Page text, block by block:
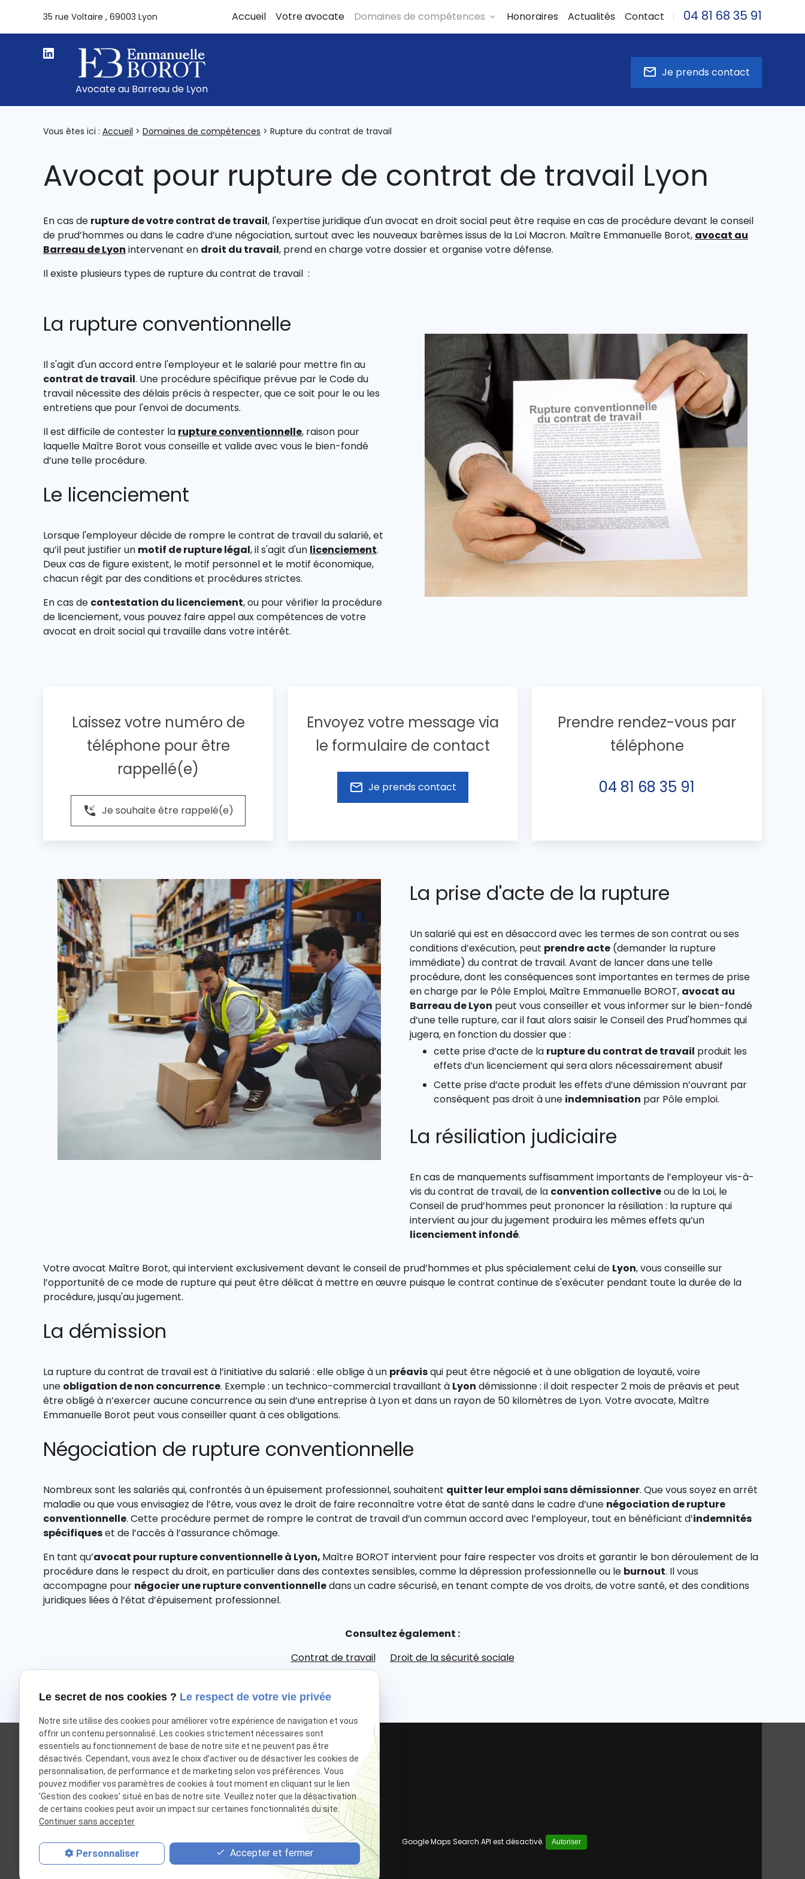
Avocate au Barreau de Lyon
mail_outline Je prends contact
Accueil Votre avocate Domaines de compétences Honoraires Actualités Contact 04 81 68 35 91
35 rue Voltaire 69003 Lyon
Vous êtes ici : Accueil > Domaines de compétences > Rupture du contrat de travail
Avocat pour rupture de contrat de travail Lyon
En cas de rupture de votre contrat de travail, l'expertise juridique d'un avocat en droit social peut être requise en cas de procédure devant le conseil
de prud’hommes ou dans le cadre d’une négociation, surtout avec les nouveaux barèmes issus de la Loi Macron. Maître Emmanuelle Borot, avocat au
Barreau de Lyon intervenant en droit du travail, prend en charge votre dossier et organise votre défense.
Il existe plusieurs types de rupture du contrat de travail :
La rupture conventionnelle
Il s'agit d'un accord entre l'employeur et le salarié pour mettre fin au
contrat de travail. Une procédure spécifique prévue par le Code du
travail nécessite des délais précis à respecter, que ce soit pour le ou les
entretiens que pour l'envoi de documents.
Il est difficile de contester la rupture conventionnelle, raison pour
laquelle Maître Borot vous conseille et valide avec vous le bien-fondé
d’une telle procédure.
Le licenciement
Lorsque l'employeur décide de rompre le contrat de travail du salarié, et
qu’il peut justifier un motif de rupture légal, il s'agit d'un licenciement.
Deux cas de figure existent, le motif personnel et le motif économique,
chacun régit par des conditions et procédures strictes.
En cas de contestation du licenciement, ou pour vérifier la procédure
de licenciement, vous pouvez faire appel aux compétences de votre
avocat en droit social qui travaille dans votre intérêt.
Laissez votre numéro de
téléphone pour être
rappellé(e)
phone_callback Je souhaite être rappelé(e)
Envoyez votre message via
le formulaire de contact
mail_outline Je prends contact
Prendre rendez-vous par
téléphone
04 81 68 35 91
La prise d'acte de la rupture
Un salarié qui est en désaccord avec les termes de son contrat ou ses
conditions d’exécution, peut prendre acte (demander la rupture
immédiate) du contrat de travail. Avant de lancer dans une telle
procédure, dont les conséquences sont importantes en termes de prise
en charge par le Pôle Emploi, Maître Emmanuelle BOROT, avocat au
Barreau de Lyon peut vous conseiller et vous informer sur le bien-fondé
d’une telle rupture, car il faut alors saisir le Conseil des Prud'hommes qui
jugera, en fonction du dossier que :
cette prise d’acte de la rupture du contrat de travail produit les
effets d’un licenciement qui sera alors nécessairement abusif
Cette prise d’acte produit les effets d’une démission n’ouvrant par
conséquent pas droit à une indemnisation par Pôle emploi.
La résiliation judiciaire
En cas de manquements suffisamment importants de l’employeur vis-à-
vis du contrat de travail, de la convention collectiveou de la Loi, le
Conseil de prud’hommes peut prononcer la résiliation : la rupture qui
intervient au jour du jugement produira les mêmes effets qu’un
licenciement infondé.
Votre avocat Maître Borot, qui intervient exclusivement devant le conseil de prud’hommes et plus spécialement celui de Lyon, vous conseille sur
l’opportunité de ce mode de rupture qui peut être délicat à mettre en œuvre puisque le contrat continue de s'exécuter pendant toute la durée de la
procédure, jusqu'au jugement.
La démission
La rupture du contrat de travail est à l’initiative du salarié : elle oblige à un préavisqui peut être négocié et à une obligation de loyauté, voire
une obligation de non concurrence. Exemple : un technico-commercial travaillant à Lyon démissionne : il doit respecter 2 mois de préavis et peut
être obligé à n’exercer aucune concurrence au sein d’une entreprise à Lyon et dans un rayon de 50 kilomètres de Lyon. Votre avocate, Maître
Emmanuelle Borot peut vous conseiller quant à ces obligations.
Négociation de rupture conventionnelle
Nombreux sont les salariés qui, confrontés à un épuisement professionnel, souhaitent quitter leur emploi sans démissionner. Que vous soyez en arrêt
maladie ou que vous envisagiez de l’être, vous avez le droit de faire reconnaître votre état de santé dans le cadre d’une négociation de rupture
conventionnelle. Cette procédure permet de rompre le contrat de travail d’un commun accord avec l’employeur, tout en bénéficiant d’indemnités
spécifiqueset de l’accès à l’assurance chômage.
En tant qu’avocat pour rupture conventionnelle à Lyon, Maître BOROT intervient pour faire respecter vos droits et garantir le bon déroulement de la
procédure dans le respect du droit, en particulier dans des contextes sensibles, comme la dépression professionnelle ou le burnout. Il vous
accompagne pour négocier une rupture conventionnelledans un cadre sécurisé, en tenant compte de vos droits, de votre santé, et des conditions
juridiques liées à l’état d’épuisement professionnel.
Consultez également :
Contrat de travail
Droit de la sécurité sociale
Avocate au Barreau de Lyon Google Maps Search API est désactivé. Autoriser
Le secret de nos cookies ? Le respect de votre vie privée
Notre site utilise des cookies pour améliorer votre expérience de navigation et vous
offrir un contenu personnalisé. Les cookies strictement nécessaires sont
essentiels au fonctionnement de base de notre site et ne peuvent pas être
désactivés. Cependant, vous avez le choix d'activer ou de désactiver les cookies de
personnalisation, de performance et de marketing selon vos préférences. Vous
pouvez modifier vos paramètres de cookies à tout moment en cliquant sur le lien
'Gestion des cookies' situé en bas de notre site. Veuillez noter que la désactivation
de certains cookies peut avoir un impact sur certaines fonctionnalités du site.
Continuer sans accepter
Personnaliser Accepter et fermer